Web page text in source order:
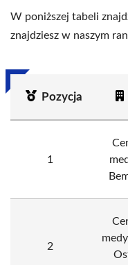
W poniższej tabeli
znajdziesz w naszym
Pozycja
1
2